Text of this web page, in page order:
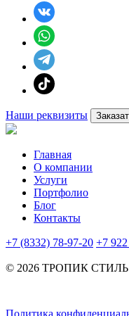
Наши реквизиты
Главная
О компании
Услуги
Портфолио
Блог
Контакты
+7 (8332) 78-97-20 +7
© 2026 ТРОПИК СТИЛЬ
Политика